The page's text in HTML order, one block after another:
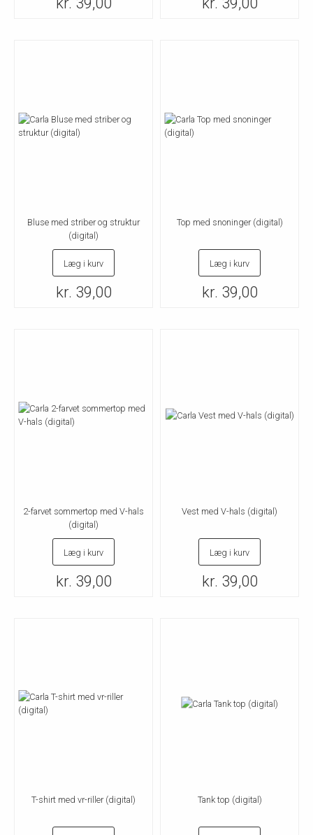
Bluse med striber og struktur
(digital)
Læg i kurv
kr. 39,00
Top med snoninger (digital)
Læg i kurv
kr. 39,00
2-farvet sommertop med V-hals
(digital)
Læg i kurv
kr. 39,00
Vest med V-hals (digital)
Læg i kurv
kr. 39,00
T-shirt med vr-riller (digital) Tank top (digital)